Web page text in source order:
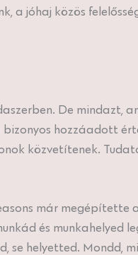
jóhaj közös
De mindazt,
hozzáadott
közvetítenek.
már
és munkahelyed
helyetted. Mondd,